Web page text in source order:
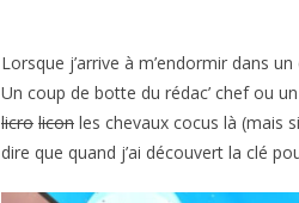
Lorsque j’arrive à m’endormir dans
Un coup de botte du rédac’ chef ou
licro licon les chevaux cocus là (mais
dire que quand j’ai découvert la clé